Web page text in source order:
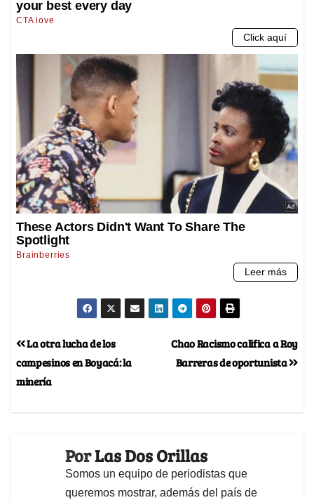
Chao Racismo califica a Roy
Barreras de oportunista
La otra lucha de los
campesinos en Boyacá: la
minería
PorLas Dos Orillas
Somos un equipo de periodistas que
queremos mostrar, además del país de